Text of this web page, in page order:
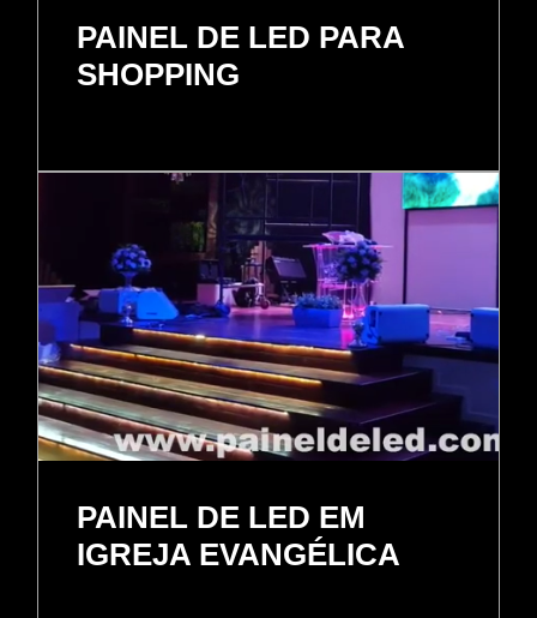
PAINEL DE LED PARA
SHOPPING
PAINEL DE LED EM
IGREJA EVANGÉLICA